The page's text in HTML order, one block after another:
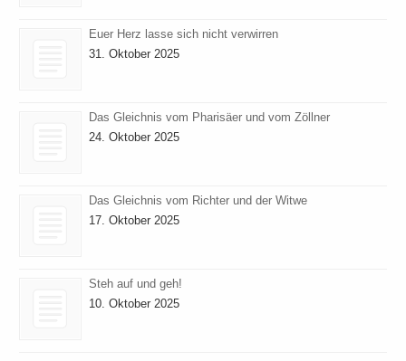
Euer Herz lasse sich nicht verwirren
31. Oktober 2025
Das Gleichnis vom Pharisäer und vom Zöllner
24. Oktober 2025
Das Gleichnis vom Richter und der Witwe
17. Oktober 2025
Steh auf und geh!
10. Oktober 2025